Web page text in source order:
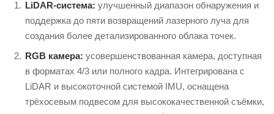
LiDAR-система: улучшенный диапазон обнаружения и
поддержка до пяти возвращений лазерного луча для
создания более детализированного облака точек.
RGB камера: усовершенствованная камера, доступная
в форматах 4/3 или полного кадра. Интегрирована с
LiDAR и высокоточной системой IMU, оснащена
трёхосевым подвесом для высококачественной съёмки,